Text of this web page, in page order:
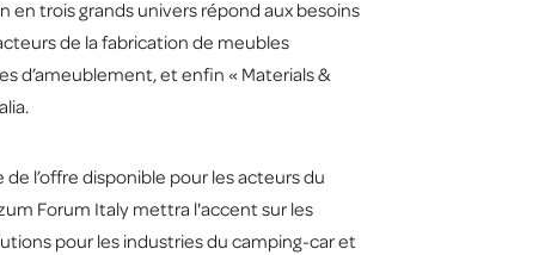
en trois grands univers répond aux besoins
de la fabrication de meubles
d’ameublement, et enfin « Materials &
l’offre disponible pour les acteurs du
Forum Italy mettra l'accent sur les
pour les industries du camping-car et